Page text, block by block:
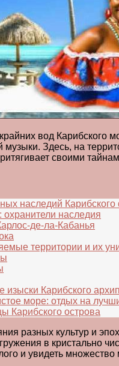
вод Карибского
музыки. Здесь, на
своими
наследий Карибского
охранители наследия
де-ла-Кабанья
территории и их
Карибского
море: отдых на
Карибского острова
разных культур и
в кристально
и увидеть